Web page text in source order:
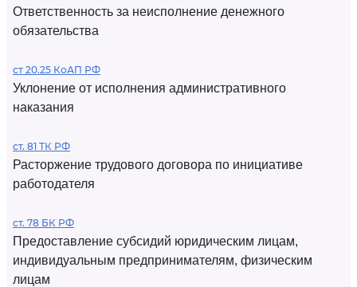
Ответственность за неисполнение денежного
обязательства
ст 20.25 КоАП РФ
Уклонение от исполнения административного
наказания
ст. 81 ТК РФ
Расторжение трудового договора по инициативе
работодателя
ст. 78 БК РФ
Предоставление субсидий юридическим лицам,
индивидуальным предпринимателям, физическим
лицам